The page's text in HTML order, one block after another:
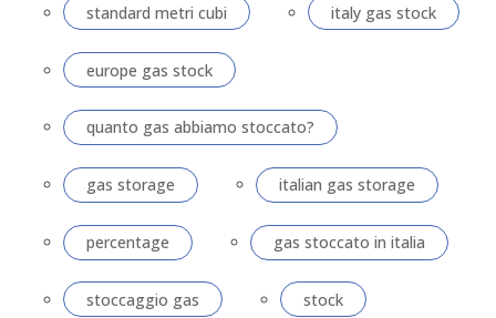
standard metri cubi italy gas stock
europe gas stock
quanto gas abbiamo stoccato?
gas storage italian gas storage
percentage gas stoccato in italia
stoccaggio gas stock